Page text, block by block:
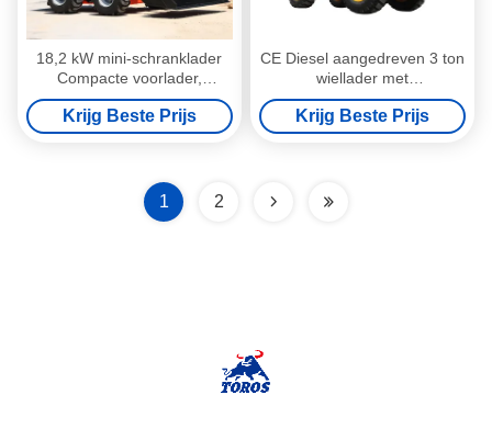
18,2 kW mini-schranklader
Compacte voorlader,
multifunctioneel
Krijg Beste Prijs
CE Diesel aangedreven 3 ton
wiellader met
kerncomponenten
Krijg Beste Prijs
1 2